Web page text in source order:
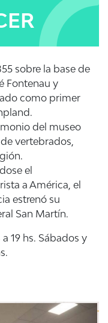
sobre la base de
Fontenau y
como primer
del museo
vertebrados,
el
a América, el
estrenó su
San Martín.
19 hs. Sábados y